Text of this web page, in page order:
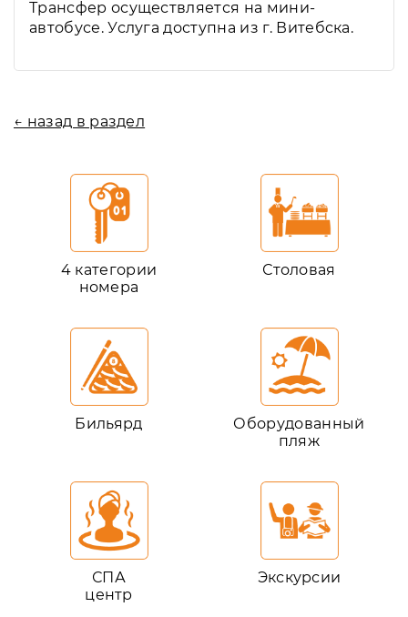
Трансфер осуществляется на мини-
автобусе. Услуга доступна из г. Витебска.
← назад в раздел
4 категории
номера
Столовая
Бильярд
Оборудованный
пляж
СПА
центр
Экскурсии